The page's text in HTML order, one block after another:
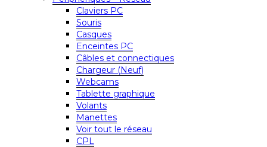
Claviers PC
Souris
Casques
Enceintes PC
Câbles et connectiques
Chargeur (Neuf)
Webcams
Tablette graphique
Volants
Manettes
Voir tout le réseau
CPL